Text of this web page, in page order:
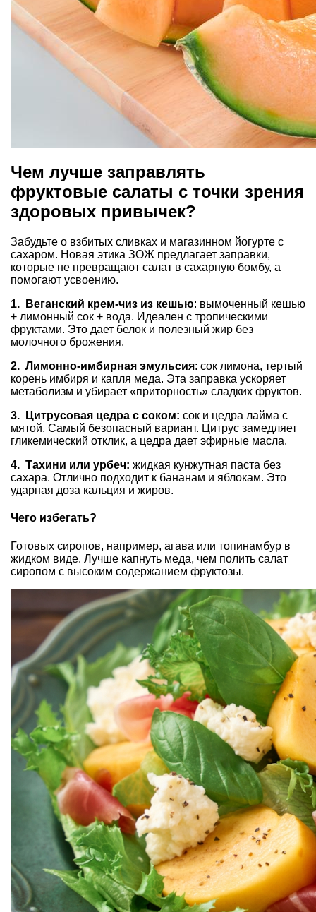
Чем лучше заправлять
фруктовые салаты с точки зрения
здоровых привычек?
Забудьте о взбитых сливках и магазинном йогурте с
сахаром. Новая этика ЗОЖ предлагает заправки,
которые не превращают салат в сахарную бомбу, а
помогают усвоению.
1. Веганский крем-чиз из кешью: вымоченный кешью
+ лимонный сок + вода. Идеален с тропическими
фруктами. Это дает белок и полезный жир без
молочного брожения.
2. Лимонно-имбирная эмульсия: сок лимона, тертый
корень имбиря и капля меда. Эта заправка ускоряет
метаболизм и убирает «приторность» сладких фруктов.
3. Цитрусовая цедра с соком: сок и цедра лайма с
мятой. Самый безопасный вариант. Цитрус замедляет
гликемический отклик, а цедра дает эфирные масла.
4. Тахини или урбеч: жидкая кунжутная паста без
сахара. Отлично подходит к бананам и яблокам. Это
ударная доза кальция и жиров.
Чего избегать?
Готовых сиропов, например, агава или топинамбур в
жидком виде. Лучше капнуть меда, чем полить салат
сиропом с высоким содержанием фруктозы.